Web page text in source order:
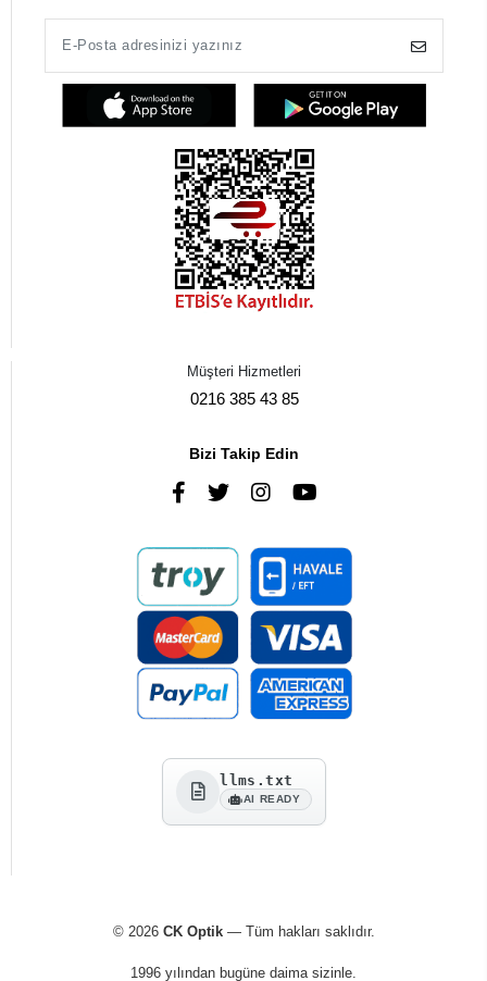
Müşteri Hizmetleri
0216 385 43 85
Bizi Takip Edin
llms.txt
AI READY
© 2026 CK Optik— Tüm hakları saklıdır.
1996 yılından bugüne daima sizinle.